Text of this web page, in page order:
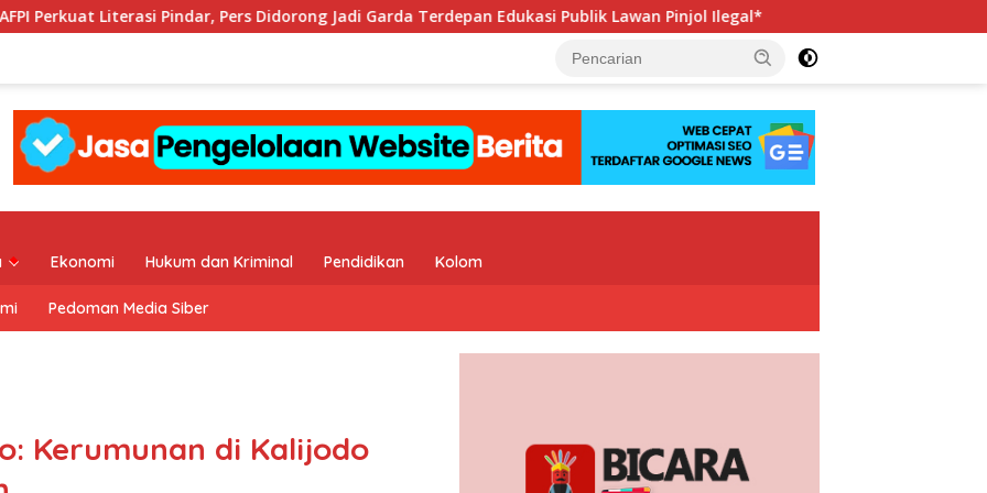
Pindar, Pers Didorong Jadi Garda Terdepan Edukasi Publik Lawan Pinjol Ilegal* Hadapi Porwanas 2027, Pengurus PWI
Ekonomi Hukum dan Kriminal Pendidikan Kolom
Pedoman Media Siber
Kerumunan di Kalijodo